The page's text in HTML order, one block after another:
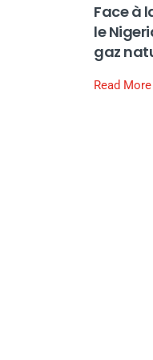
Face à
le
gaz
Read More